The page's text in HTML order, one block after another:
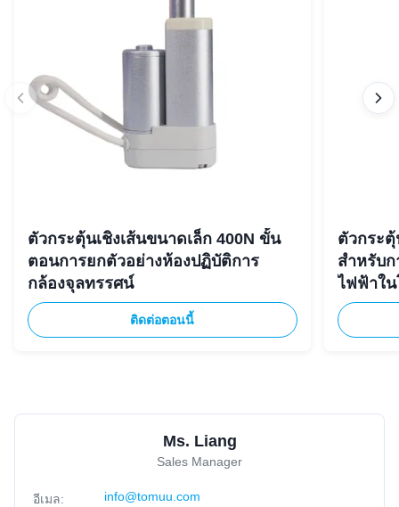
ตัวกระตุ้นเชิงเส้นขนาดเล็ก 400N ขั้น
ตอนการยกตัวอย่างห้องปฏิบัติการ
กล้องจุลทรรศน์
ติดต่อตอนนี้
ตัวกระตุ้
สำหรับก
ไฟฟ้าใ
Ms. Liang
Sales Manager
อีเมล: info@tomuu.com